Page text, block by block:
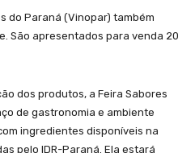
do Paraná (Vinopar) também
São apresentados para venda 20
dos produtos, a Feira Sabores
de gastronomia e ambiente
ingredientes disponíveis na
pelo IDR-Paraná. Ela estará